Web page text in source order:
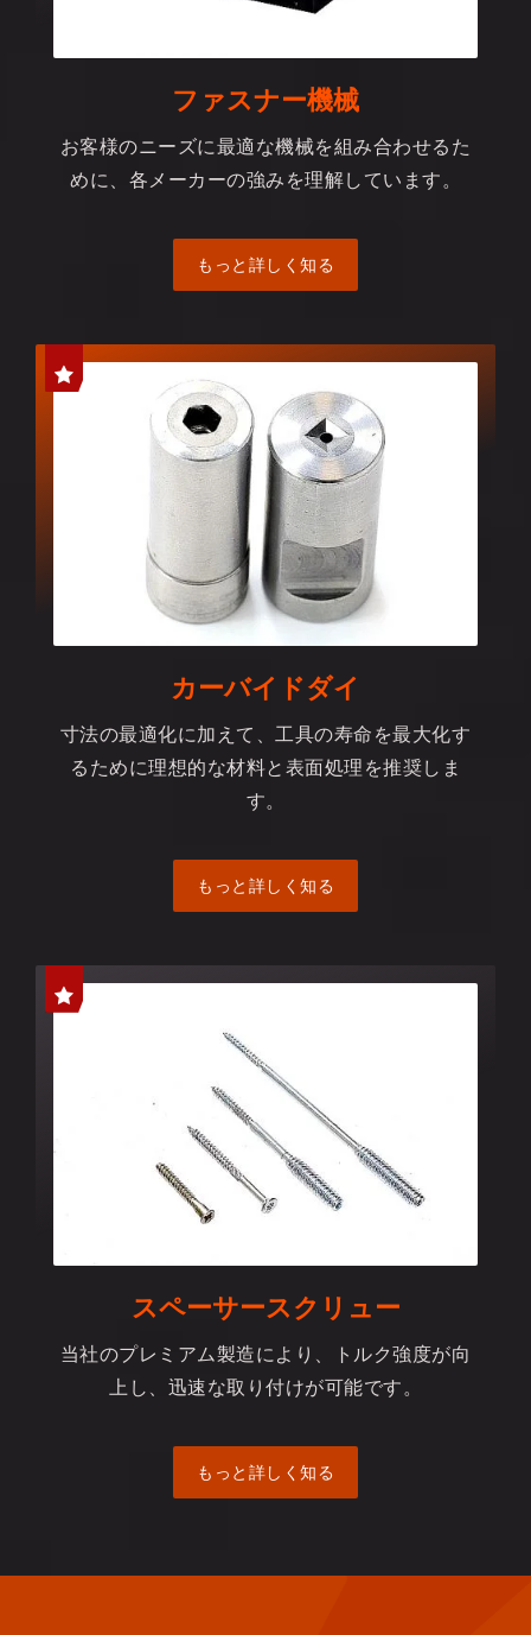
ファスナー機械
お客様のニーズに最適な機械を組み合わせるた
めに、各メーカーの強みを理解しています。
もっと詳しく知る
カーバイドダイ
寸法の最適化に加えて、工具の寿命を最大化す
るために理想的な材料と表面処理を推奨しま
す。
もっと詳しく知る
スペーサースクリュー
当社のプレミアム製造により、トルク強度が向
上し、迅速な取り付けが可能です。
もっと詳しく知る